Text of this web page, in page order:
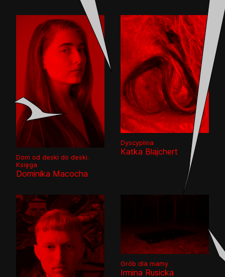
Dom od deski do deski.
Księga
Dominika Macocha
Dyscyplina
Katka Blajchert
Grób dla mamy
Irmina Rusicka